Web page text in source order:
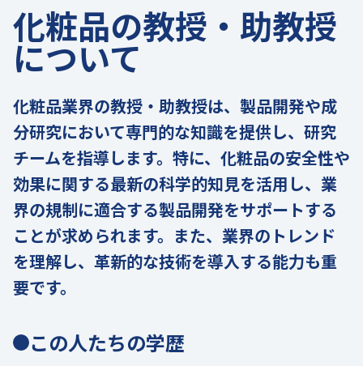
化粧品の教授・助教授
について
化粧品業界の教授・助教授は、製品開発や成
分研究において専門的な知識を提供し、研究
チームを指導します。特に、化粧品の安全性や
効果に関する最新の科学的知見を活用し、業
界の規制に適合する製品開発をサポートする
ことが求められます。また、業界のトレンド
を理解し、革新的な技術を導入する能力も重
要です。
この人たちの学歴